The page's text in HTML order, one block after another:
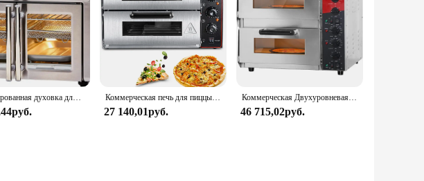
Комбинированная духовка для фритюрницы 360° с французской дверцей, очень большой приготовленный на 25 кв. футов, два продуктов в разных направлениях Коммерческая печь для пиццы, двойная духовка 1700 Вт, 16 дюймов, электрическая духовка для пиццы из нержавеющей стали, многофункциональная печь для пиццы и закусок
27 140,01руб.
Коммерческая Двухуровневая 16-дюймовая столешница, электрическая печь для пиццы с камнем для пиццы, многофункциональная внутренняя печь для пиццы
46 715,02руб.